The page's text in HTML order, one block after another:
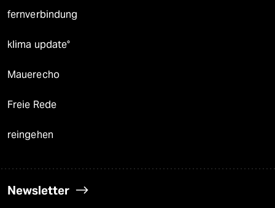
fernverbindung
klima update°
Mauerecho
Freie Rede
reingehen
Newsletter